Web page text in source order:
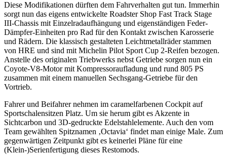
Diese Modifikationen dürften dem Fahrverhalten gut tun. Immerhin
sorgt nun das eigens entwickelte Roadster Shop Fast Track Stage
III-Chassis mit Einzelradaufhängung und eigenständigen Feder-
Dämpfer-Einheiten pro Rad für den Kontakt zwischen Karosserie
und Rädern. Die klassisch gestalteten Leichtmetallräder stammen
von HRE und sind mit Michelin Pilot Sport Cup 2-Reifen bezogen.
Anstelle des originalen Triebwerks nebst Getriebe sorgen nun ein
Coyote-V8-Motor mit Kompressoraufladung und rund 805 PS
zusammen mit einem manuellen Sechsgang-Getriebe für den
Vortrieb.
Fahrer und Beifahrer nehmen im caramelfarbenen Cockpit auf
Sportschalensitzen Platz. Um sie herum gibt es Akzente in
Sichtcarbon und 3D-gedruckte Edelstahlelemente. Auch den vom
Team gewählten Spitznamen ‚Octavia‘ findet man einige Male. Zum
gegenwärtigen Zeitpunkt gibt es keinerlei Pläne für eine
(Klein-)Serienfertigung dieses Restomods.